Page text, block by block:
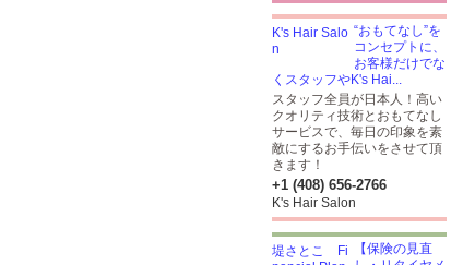
“おもてなし”を
コンセプトに、
お客様だけでな
くスタッフやK's Hai...
スタッフ全員が日本人！高い
クオリティ技術とおもてなし
サービスで、毎日の印象を素
敵にするお手伝いをさせて頂
きます！
+1 (408) 656-2766
K's Hair Salon
【保険の見直